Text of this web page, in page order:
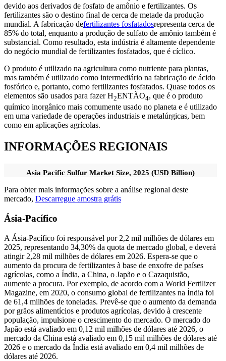
devido aos derivados de fosfato de amônio e fertilizantes. Os
fertilizantes são o destino final de cerca de metade da produção
mundial. A fabricação defertilizantes fosfatadosrepresenta cerca de
85% do total, enquanto a produção de sulfato de amônio também é
substancial. Como resultado, esta indústria é altamente dependente
do negócio mundial de fertilizantes fosfatados, que é cíclico.
O produto é utilizado na agricultura como nutriente para plantas,
mas também é utilizado como intermediário na fabricação de ácido
fosfórico e, portanto, como fertilizantes fosfatados. Quase todos os
elementos são usados ​​para fazer H2ENTÃO4, que é o produto
químico inorgânico mais comumente usado no planeta e é utilizado
em uma variedade de operações industriais e metalúrgicas, bem
como em aplicações agrícolas.
INFORMAÇÕES REGIONAIS
Asia Pacific Sulfur Market Size, 2025 (USD Billion)
Para obter mais informações sobre a análise regional deste
mercado, Descarregue amostra grátis
Ásia-Pacífico
A Ásia-Pacífico foi responsável por 2,2 mil milhões de dólares em
2025, representando 34,30% da quota de mercado global, e deverá
atingir 2,28 mil milhões de dólares em 2026. Espera-se que o
aumento da procura de fertilizantes à base de enxofre de países
agrícolas, como a Índia, a China, o Japão e o Cazaquistão,
aumente a procura. Por exemplo, de acordo com a World Fertilizer
Magazine, em 2020, o consumo global de fertilizantes na Índia foi
de 61,4 milhões de toneladas. Prevê-se que o aumento da demanda
por grãos alimentícios e produtos agrícolas, devido à crescente
população, impulsione o crescimento do mercado. O mercado do
Japão está avaliado em 0,12 mil milhões de dólares até 2026, o
mercado da China está avaliado em 0,15 mil milhões de dólares até
2026 e o ​​mercado da Índia está avaliado em 0,4 mil milhões de
dólares até 2026.